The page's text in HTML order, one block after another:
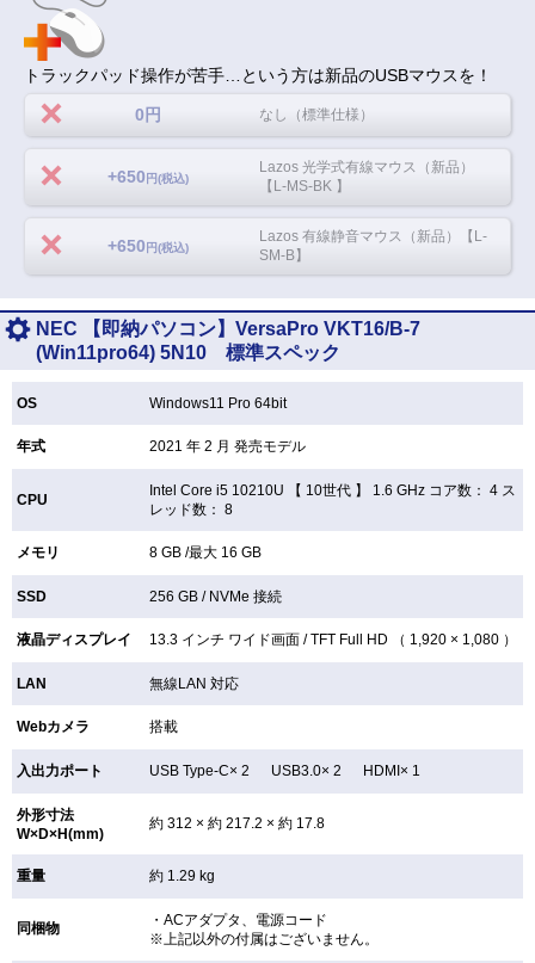
トラックパッド操作が苦手…という方は新品のUSBマウスを！
0円 なし（標準仕様）
+650 円(税込)
Lazos 光学式有線マウス（新品）
【L-MS-BK 】
+650 円(税込)
Lazos 有線静音マウス（新品）【L-
SM-B】
NEC 【即納パソコン】VersaPro VKT16/B-7
(Win11pro64) 5N10 標準スペック
OS Windows11 Pro 64bit
年式 2021 年 2 月 発売モデル
CPU
Intel Core i5 10210U 【 10世代 】 1.6 GHz コア数： 4 ス
レッド数： 8
メモリ 8 GB /最大 16 GB
SSD 256 GB / NVMe 接続
液晶ディスプレイ 13.3 インチ ワイド画面 /TFT Full HD （ 1,920 × 1,080 ）
LAN 無線LAN対応
Webカメラ 搭載
入出力ポート USB Type-C× 2 USB3.0× 2 HDMI× 1
外形寸法
W×D×H(mm)
約 312 × 約 217.2 × 約 17.8
重量 約 1.29 kg
同梱物
・ACアダプタ、電源コード
※上記以外の付属はございません。